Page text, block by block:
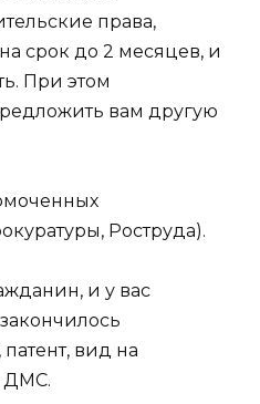
права,
срок до 2 месяцев, и
При этом
вам другую
Роструда).
и у вас
вид на
ДМС.